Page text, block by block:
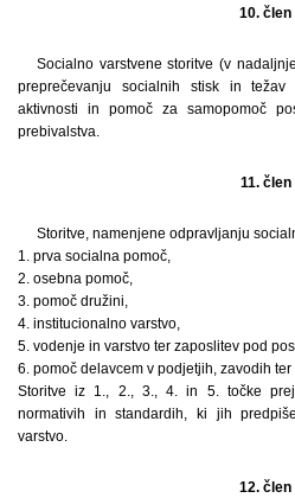
10. člen
Socialno varstvene storitve (v
preprečevanju socialnih stisk in težav
aktivnosti in pomoč za samopomoč
prebivalstva.
11. člen
Storitve, namenjene odpravljanju
1. prva socialna pomoč,
2. osebna pomoč,
3. pomoč družini,
4. institucionalno varstvo,
5. vodenje in varstvo ter zaposlitev pod
6. pomoč delavcem v podjetjih, zavodih
Storitve iz 1., 2., 3., 4. in 5. točke
normativih in standardih, ki jih
varstvo.
12. člen